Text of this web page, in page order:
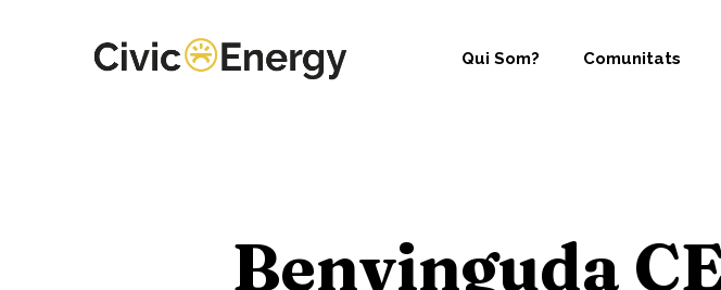
Qui Som? Comunitats
Benvinguda